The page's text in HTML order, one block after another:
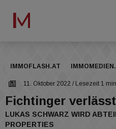
IMMOFLASH.AT
11. Oktober 2022 / Lesezeit 1 min
Fichtinger
LUKAS SCHWARZ WIRD
PROPERTIES